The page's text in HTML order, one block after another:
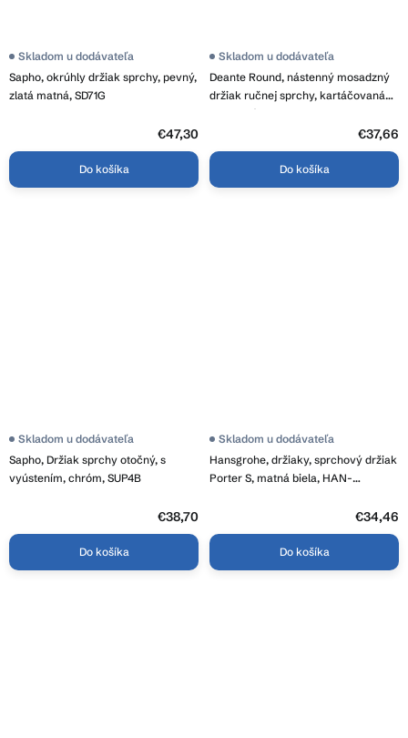
Sapho, okrúhly držiak sprchy, pevný,
zlatá matná, SD71G
Skladom u dodávateľa
€47,30
Do košíka
Deante Round, nástenný mosadzný
držiak ručnej sprchy, kartáčovaná
bronzová, ANR_C21U
Skladom u dodávateľa
€37,66
Do košíka
Sapho, Držiak sprchy otočný, s
vyústením, chróm, SUP4B
Skladom u dodávateľa
€38,70
Do košíka
Hansgrohe, držiaky, sprchový držiak
Porter S, matná biela, HAN-
Skladom u dodávateľa
€34,46
Do košíka